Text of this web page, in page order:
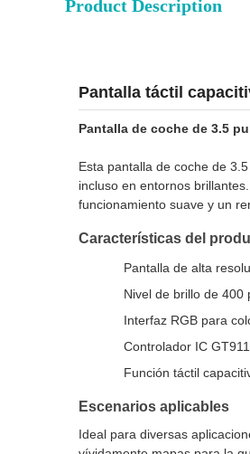
Product Description
Pantalla táctil
Pantalla de coche de 3.5
Esta pantalla de coche de
incluso en entornos
funcionamiento suave y un
Características del
Pantalla de alta
Nivel de brillo de 400
Interfaz RGB para
Controlador IC
Función táctil
Escenarios aplicables
Ideal para diversas